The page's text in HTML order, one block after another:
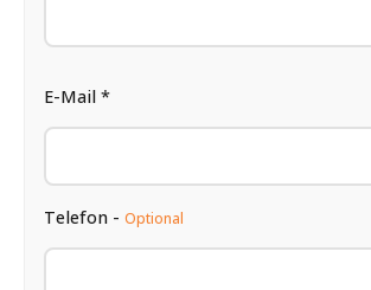
E-Mail *
Telefon - Optional